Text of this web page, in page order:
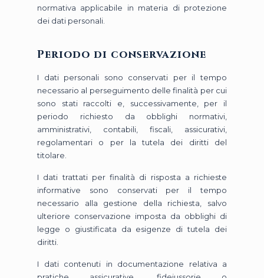
normativa applicabile in materia di protezione
dei dati personali.
Periodo di conservazione
I dati personali sono conservati per il tempo
necessario al perseguimento delle finalità per cui
sono stati raccolti e, successivamente, per il
periodo richiesto da obblighi normativi,
amministrativi, contabili, fiscali, assicurativi,
regolamentari o per la tutela dei diritti del
titolare.
I dati trattati per finalità di risposta a richieste
informative sono conservati per il tempo
necessario alla gestione della richiesta, salvo
ulteriore conservazione imposta da obblighi di
legge o giustificata da esigenze di tutela dei
diritti.
I dati contenuti in documentazione relativa a